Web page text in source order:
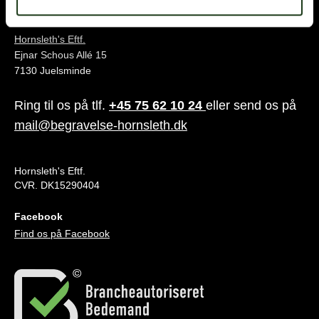
Hornsleth's Eftf.
Ejnar Schous Allé 15
7130 Juelsminde
Ring til os på tlf. +45 75 62 10 24 eller send os på
mail@begravelse-hornsleth.dk
Hornsleth's Eftf.
CVR. DK15290404
Facebook
Find os på Facebook